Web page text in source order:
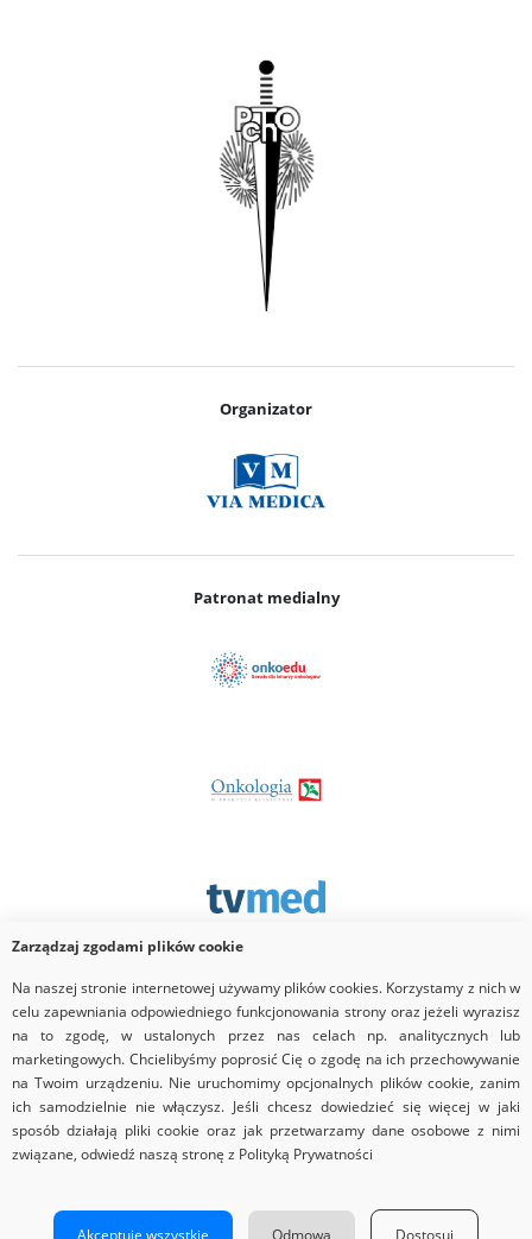
Organizator
Patronat medialny
Partner
Strona główna
Nota prawna Regulamin
Zarządzaj zgodami plików cookie
Na naszej stronie internetowej używamy plików cookies. Korzystamy z nich w
celu zapewniania odpowiedniego funkcjonowania strony oraz jeżeli wyrazisz
na to zgodę, w ustalonych przez nas celach np. analitycznych lub
marketingowych. Chcielibyśmy poprosić Cię o zgodę na ich przechowywanie
na Twoim urządzeniu. Nie uruchomimy opcjonalnych plików cookie, zanim
ich samodzielnie nie włączysz. Jeśli chcesz dowiedzieć się więcej w jaki
sposób działają pliki cookie oraz jak przetwarzamy dane osobowe z nimi
związane, odwiedź naszą stronę z Polityką Prywatności
Akceptuję wszystkie Odmowa Dostosuj